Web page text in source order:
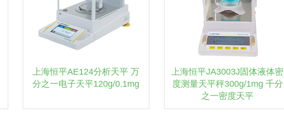
上海恒平AE124分析天平 万
分之一电子天平120g/0.1mg
上海恒平JA3003J固体液体密
度测量天平秤300g/1mg 千分
之一密度天平